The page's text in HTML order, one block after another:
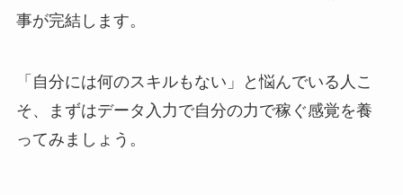
事が完結します。
「自分には何のスキルもない」と悩んでいる人こ
そ、まずはデータ入力で自分の力で稼ぐ感覚を養
ってみましょう。